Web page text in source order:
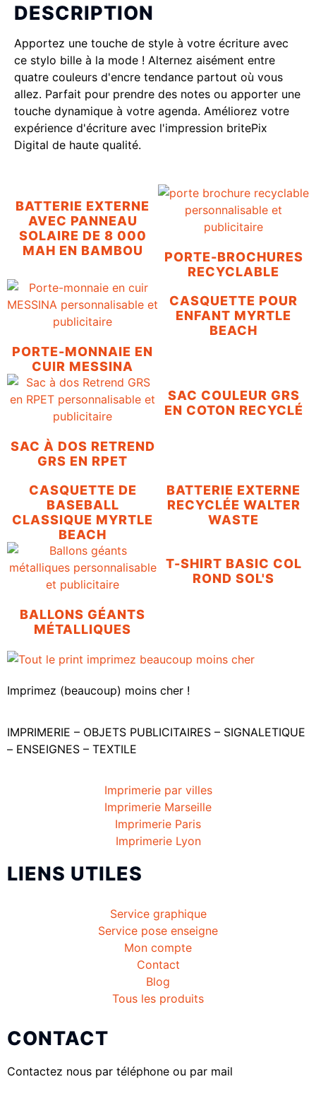
DESCRIPTION
Apportez une touche de style à votre écriture avec
ce stylo bille à la mode ! Alternez aisément entre
quatre couleurs d'encre tendance partout où vous
allez. Parfait pour prendre des notes ou apporter une
touche dynamique à votre agenda. Améliorez votre
expérience d'écriture avec l'impression britePix
Digital de haute qualité.
BATTERIE EXTERNE
AVEC PANNEAU
SOLAIRE DE 8 000
MAH EN BAMBOU
PORTE-BROCHURES
RECYCLABLE
PORTE-MONNAIE EN
CUIR MESSINA
CASQUETTE POUR
ENFANT MYRTLE
BEACH
SAC À DOS RETREND
GRS EN RPET
SAC COULEUR GRS
EN COTON RECYCLÉ
CASQUETTE DE
BASEBALL
CLASSIQUE MYRTLE
BEACH
BATTERIE EXTERNE
RECYCLÉE WALTER
WASTE
BALLONS GÉANTS
MÉTALLIQUES
T-SHIRT BASIC COL
ROND SOL'S
Imprimez (beaucoup) moins cher !
IMPRIMERIE – OBJETS PUBLICITAIRES – SIGNALETIQUE
– ENSEIGNES – TEXTILE
Imprimerie par villes
Imprimerie Marseille
Imprimerie Paris
Imprimerie Lyon
LIENS UTILES
Service graphique
Service pose enseigne
Mon compte
Contact
Blog
Tous les produits
CONTACT
Contactez nous par téléphone ou par mail